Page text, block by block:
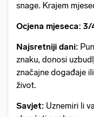
snage. Krajem
Ocjena mjeseca: 3/
Najsretniji dani:
znaku, donosi
značajne događaje
život.
Savjet: Uznemiri li